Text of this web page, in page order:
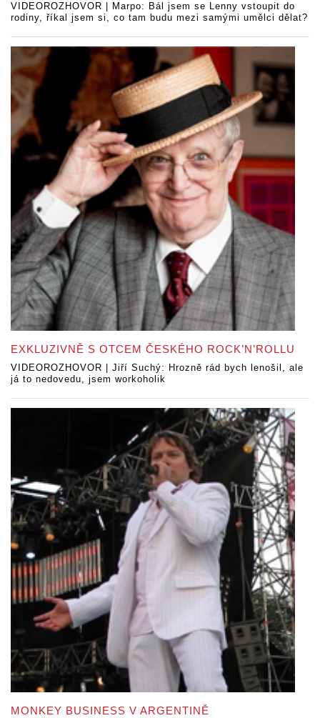
VIDEOROZHOVOR | Marpo: Bál jsem se Lenny vstoupit do
rodiny, říkal jsem si, co tam budu mezi samými umělci dělat?
EXKLUZIVNĚ S OTCEM ČESKÉHO ROCK’N’ROLLU
VIDEOROZHOVOR | Jiří Suchý: Hrozně rád bych lenošil, ale
já to nedovedu, jsem workoholik
MONKEY BUSINESS V ARGENTINĚ